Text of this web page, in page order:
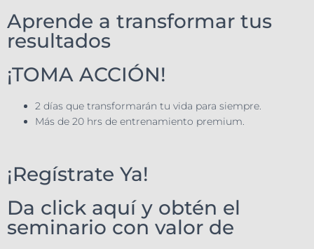
Aprende a transformar tus
resultados
¡TOMA ACCIÓN!
2 días que transformarán tu vida para siempre.
Más de 20 hrs de entrenamiento premium.
¡Regístrate Ya!
Da click aquí y obtén el
seminario con valor de